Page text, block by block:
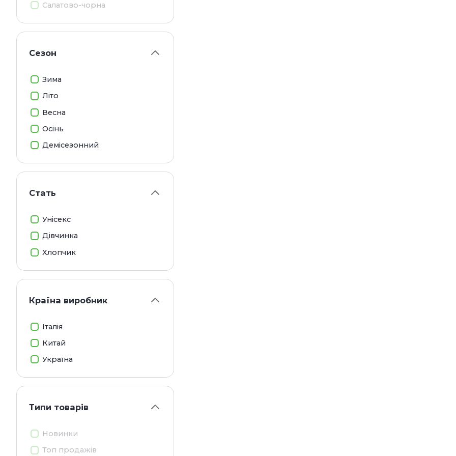
Салатово-чорна
Сезон
Зима
Літо
Весна
Осінь
Демісезонний
Стать
Унісекс
Дівчинка
Хлопчик
Країна виробник
Італія
Китай
Україна
Типи товарiв
Новинки
Топ продажів